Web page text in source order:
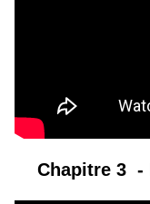
Chapitre 3 -